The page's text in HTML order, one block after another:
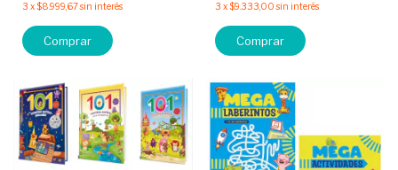
3 x$8.999,67sin interés
Comprar
3 x$9.333,00 sin interés
Comprar